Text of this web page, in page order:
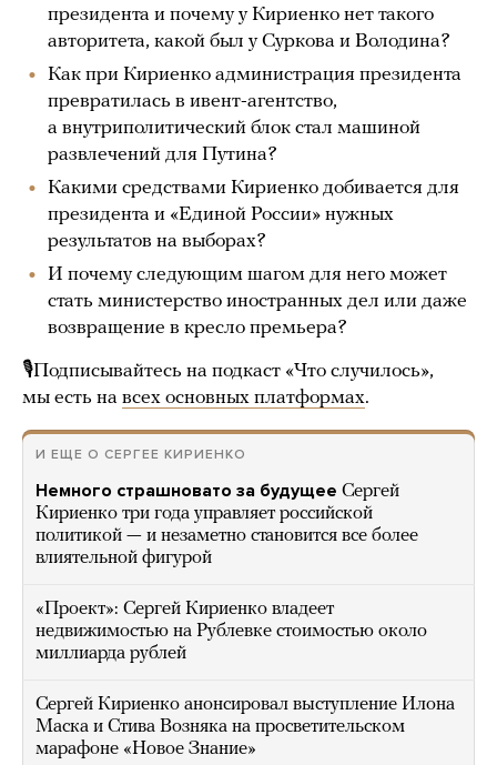
президента и почему у Кириенко нет такого
авторитета, какой был у Суркова и Володина?
Как при Кириенко администрация президента
превратилась в ивент-агентство,
а внутриполитический блок стал машиной
развлечений для Путина?
Какими средствами Кириенко добивается для
президента и «Единой России» нужных
результатов на выборах?
И почему следующим шагом для него может
стать министерство иностранных дел или даже
возвращение в кресло премьера?
🎙Подписывайтесь на подкаст «Что случилось»,
мы есть на всех основных платформах.
И ЕЩЕ О СЕРГЕЕ КИРИЕНКО
Немного страшновато за будущее Сергей
Кириенко три года управляет российской
политикой — и незаметно становится все более
влиятельной фигурой
«Проект»: Сергей Кириенко владеет
недвижимостью на Рублевке стоимостью около
миллиарда рублей
Сергей Кириенко анонсировал выступление Илона
Маска и Стива Возняка на просветительском
марафоне «Новое Знание»